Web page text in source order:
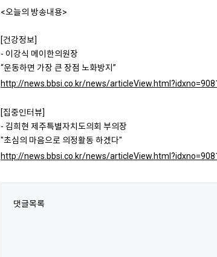
<오늘의 방송내용>
[건강정보]
- 이강식 메이한의원장
“운동하면 가장 큰 장점 노화방지”
http://news.bbsi.co.kr/news/
[집중인터뷰]
- 김희현 제주특별자치도의회 부의장
"초심의 마음으로 의정활동 하겠다"
http://news.bbsi.co.kr/news/
댓글목록